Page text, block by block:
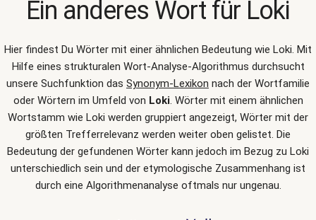
Ein anderes Wort für Loki
Hier findest Du Wörter mit einer ähnlichen Bedeutung wie Loki. Mit
Hilfe eines strukturalen Wort-Analyse-Algorithmus durchsucht
unsere Suchfunktion das Synonym-Lexikon nach der Wortfamilie
oder Wörtern im Umfeld von Loki. Wörter mit einem ähnlichen
Wortstamm wie Loki werden gruppiert angezeigt, Wörter mit der
größten Trefferrelevanz werden weiter oben gelistet. Die
Bedeutung der gefundenen Wörter kann jedoch im Bezug zu Loki
unterschiedlich sein und der etymologische Zusammenhang ist
durch eine Algorithmenanalyse oftmals nur ungenau.